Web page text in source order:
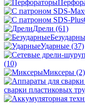
Дрели (61)
Ударные (37)
(10)
Миксеры (2)
сварки пластиковых